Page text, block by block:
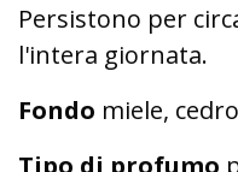
Persistono per
l'intera giornata.
Fondo miele, cedro
Tipo di profumo